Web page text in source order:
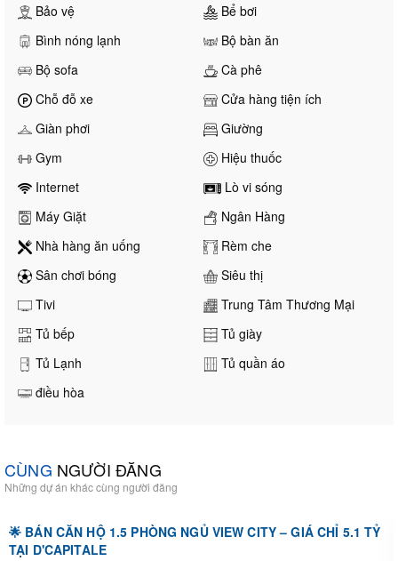
Bảo vệ
Bể bơi
Bình nóng lạnh
Bộ bàn ăn
Bộ sofa
Cà phê
Chỗ đỗ xe
Cửa hàng tiện ích
Giàn phơi
Giường
Gym
Hiệu thuốc
Internet
Lò vi sóng
Máy Giặt
Ngân Hàng
Nhà hàng ăn uống
Rèm che
Sân chơi bóng
Siêu thị
Tivi
Trung Tâm Thương Mại
Tủ bếp
Tủ giày
Tủ Lạnh
Tủ quần áo
điều hòa
CÙNG NGƯỜI ĐĂNG
Những dự án khác cùng người đăng
🌟 BÁN CĂN HỘ 1.5 PHÒNG NGỦ VIEW CITY – GIÁ CHỈ 5.1 TỶ
TẠI D'CAPITALE